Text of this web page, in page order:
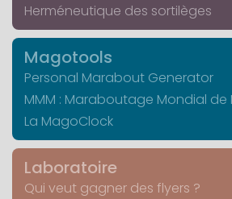
Herméneutique des sortilèges
Magotools
Personal Marabout Generator
MMM : Maraboutage Mondial
La MagoClock
Laboratoire
Qui veut gagner des flyers ?